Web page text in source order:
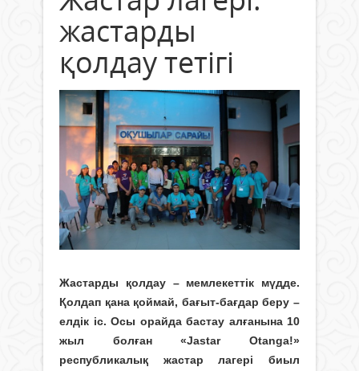
жастарды
қолдау тетігі
Жастарды қолдау – мемлекеттік мүдде.
Қолдап қана қоймай, бағыт-бағдар беру –
елдік іс. Осы орайда бастау алғанына 10
жыл болған «Jastar Otanga!»
республикалық жастар лагері биыл